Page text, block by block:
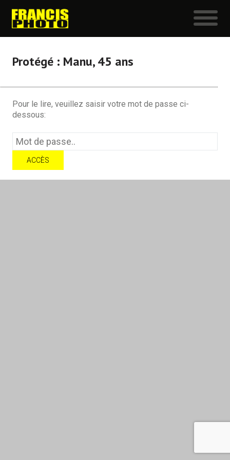
Protégé : Manu, 45 ans
Pour le lire, veuillez saisir votre mot de passe ci-
dessous: